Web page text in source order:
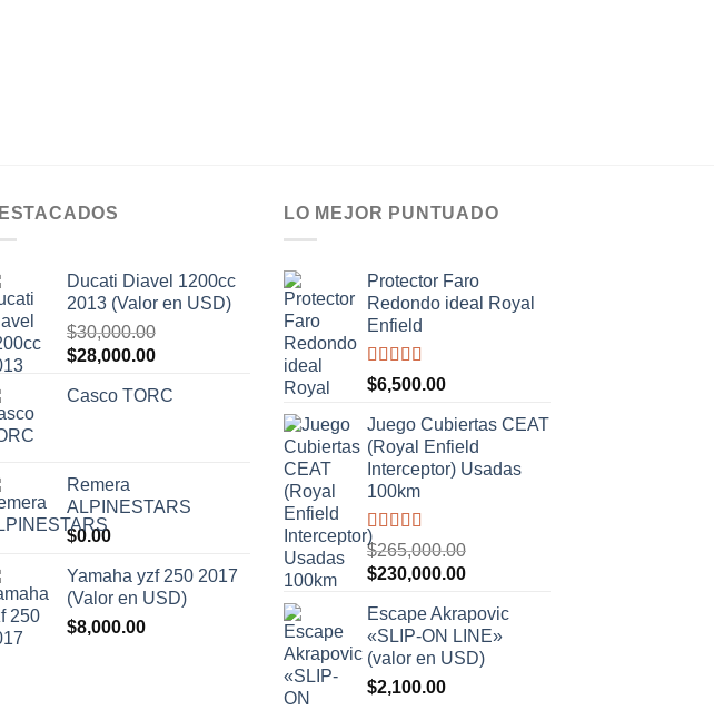
Ducati Diavel 1200cc
2013 (Valor en USD)
$30,000.00
El
original
$28,000.00El
actual
Casco TORC
Remera
ALPINESTARS
$0.00
Yamaha yzf 250 2017
(Valor en USD)
$8,000.00
LO MEJOR PUNTUADO
Protector Faro
Redondo ideal Royal
Enfield
Valorado
con
5
$6,500.00
Juego Cubiertas CEAT
(Royal Enfield
Interceptor) Usadas
100km
Valorado
con5.00de
5
$265,000.00
El
original
era:
$265,000.00.
$230,000.00El
actual
es:
$230,000.00.
Escape Akrapovic
«SLIP-ON LINE»
(valor en USD)
$2,100.00